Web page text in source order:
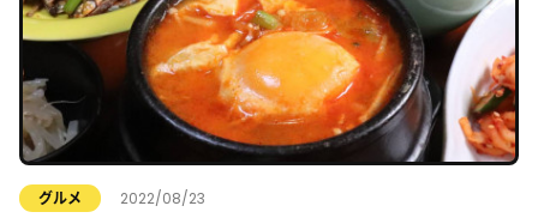
グルメ 2022/08/23